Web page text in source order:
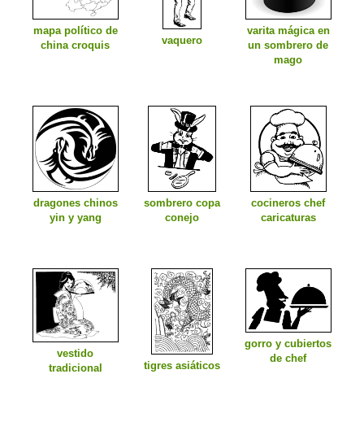
mapa político de
china croquis
vaquero
varita mágica en
un sombrero de
mago
dragones chinos
yin y yang
sombrero copa
conejo
cocineros chef
caricaturas
vestido
tradicional
tigres asiáticos
gorro y cubiertos
de chef